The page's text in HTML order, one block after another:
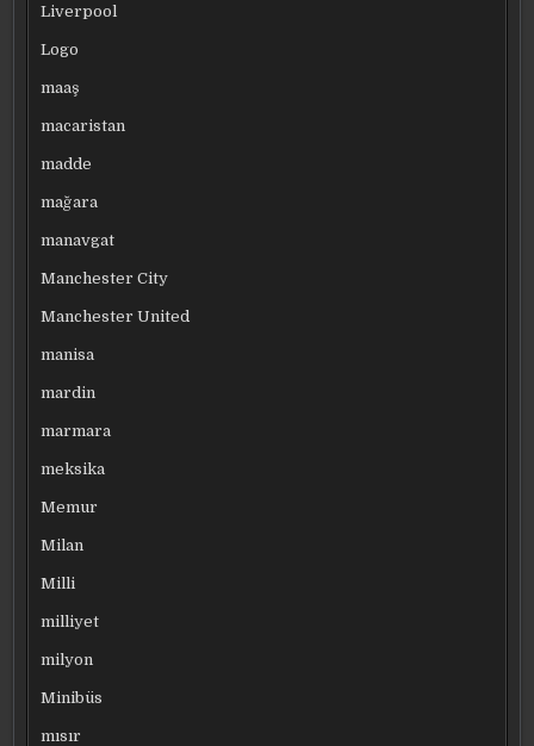
Liverpool
Logo
maaş
macaristan
madde
mağara
manavgat
Manchester City
Manchester United
manisa
mardin
marmara
meksika
Memur
Milan
Milli
milliyet
milyon
Minibüs
mısır